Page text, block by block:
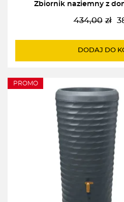
Zbiornik naziemny z
434,00 zł
DODAJ DO
PROMO